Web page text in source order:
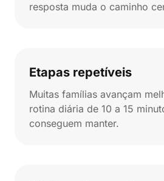
resposta muda o caminho
Etapas repetíveis
Muitas famílias avançam
rotina diária de 10 a 15
conseguem manter.